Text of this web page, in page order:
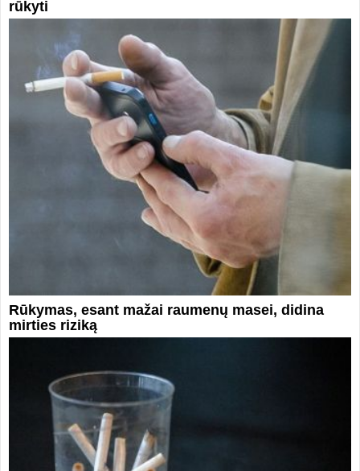
rūkyti
Rūkymas, esant mažai raumenų masei, didina
mirties riziką